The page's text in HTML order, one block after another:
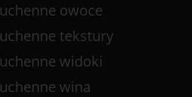
owoce
tekstury
widoki
wina